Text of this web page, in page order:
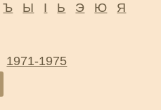
Ъ Ы І Ь Э Ю Я
1971-1975